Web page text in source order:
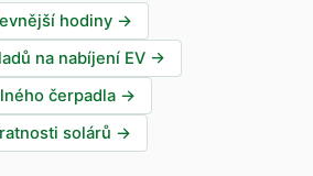
hodiny →
na nabíjení EV →
čerpadla →
solárů →